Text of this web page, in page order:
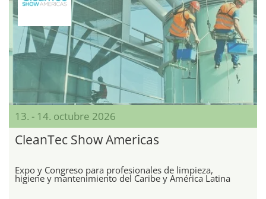
13. - 14. octubre 2026
CleanTec Show Americas
Expo y Congreso para profesionales de limpieza,
higiene y mantenimiento del Caribe y América Latina